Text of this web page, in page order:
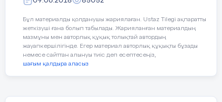
Республикасы екен. Отансыз адам
болмайды. Отанымыз көркейіп, гүлдену
үшін біз көп еңбектенуіміз керек.
Еңбектену дегеніміз білімді,тәртіпті
болуымыз.
бақшамыз туралы
«Шатаспай есте сақта»
Ойын барысы :
жаттығу
Балалардың дене
Бұл материалды қолданушы жариялаған. Ustaz Tilegi ақпаратты
жеткізуші ғана болып табылады. Жарияланған материалдың
мазмұны мен авторлық құқық толықтай автордың
жауапкершілігінде. Егер материал авторлық құқықты бұзады
немесе сайттан алынуы тиіс деп есептесеңіз,
шағым қалдыра аласыз